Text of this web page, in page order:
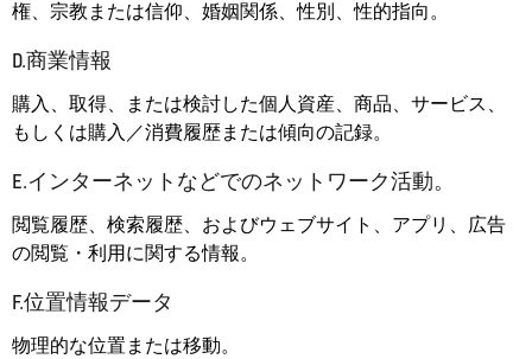
権、宗教または信仰、婚姻関係、性別、性的指向。
D.商業情報
購入、取得、または検討した個人資産、商品、サービス、
もしくは購入／消費履歴または傾向の記録。
E.インターネットなどでのネットワーク活動。
閲覧履歴、検索履歴、およびウェブサイト、アプリ、広告
の閲覧・利用に関する情報。
F.位置情報データ
物理的な位置または移動。